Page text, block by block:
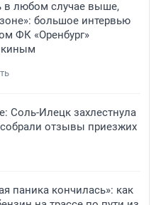
любом случае выше,
большое интервью
ФК «Оренбург»
Соль-Илецк захлестнула
отзывы приезжих
паника кончилась»: как